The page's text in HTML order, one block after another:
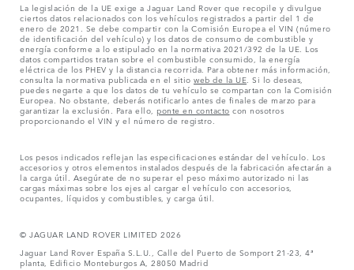
La legislación de la UE exige a Jaguar Land Rover que recopile y divulgue
ciertos datos relacionados con los vehículos registrados a partir del 1 de
enero de 2021. Se debe compartir con la Comisión Europea el VIN (número
de identificación del vehículo) y los datos de consumo de combustible y
energía conforme a lo estipulado en la normativa 2021/392 de la UE. Los
datos compartidos tratan sobre el combustible consumido, la energía
eléctrica de los PHEV y la distancia recorrida. Para obtener más información,
consulta la normativa publicada en el sitio web de la UE. Si lo deseas,
puedes negarte a que los datos de tu vehículo se compartan con la Comisión
Europea. No obstante, deberás notificarlo antes de finales de marzo para
garantizar la exclusión. Para ello, ponte en contacto con nosotros
proporcionando el VIN y el número de registro.
Los pesos indicados reflejan las especificaciones estándar del vehículo. Los
accesorios y otros elementos instalados después de la fabricación afectarán a
la carga útil. Asegúrate de no superar el peso máximo autorizado ni las
cargas máximas sobre los ejes al cargar el vehículo con accesorios,
ocupantes, líquidos y combustibles, y carga útil.
© JAGUAR LAND ROVER LIMITED 2026
Jaguar Land Rover España S.L.U., Calle del Puerto de Somport 21-23, 4ª
planta, Edificio Monteburgos A, 28050 Madrid